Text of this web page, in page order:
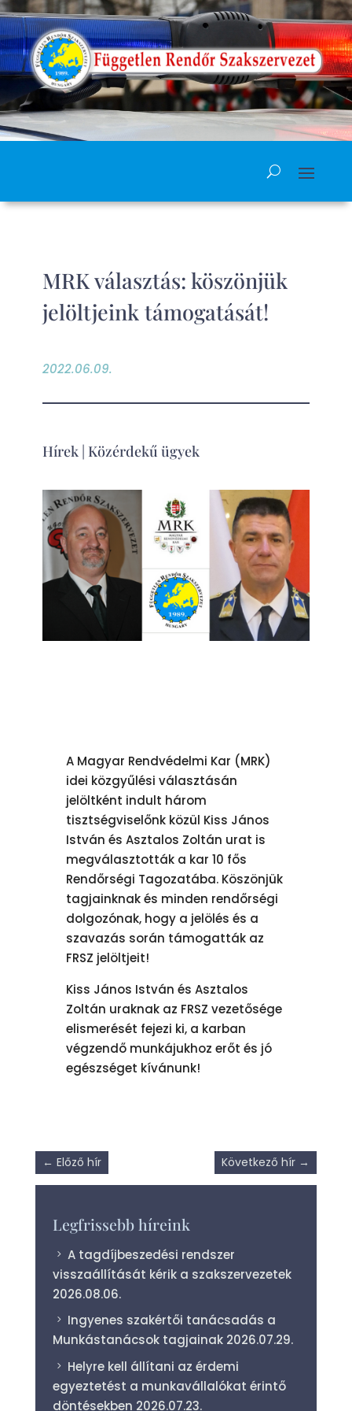
MRK választás: köszönjük
jelöltjeink támogatását!
2022.06.09.
Hírek| Közérdekű ügyek
A Magyar Rendvédelmi Kar (MRK)
idei közgyűlési választásán
jelöltként indult három
tisztségviselőnk közül Kiss János
István és Asztalos Zoltán urat is
megválasztották a kar 10 fős
Rendőrségi Tagozatába. Köszönjük
tagjainknak és minden rendőrségi
dolgozónak, hogy a jelölés és a
szavazás során támogatták az
FRSZ jelöltjeit!
Kiss János István és Asztalos
Zoltán uraknak az FRSZ vezetősége
elismerését fejezi ki, a karban
végzendő munkájukhoz erőt és jó
egészséget kívánunk!
← Előző hír Következő hír →
Legfrissebb híreink
A tagdíjbeszedési rendszer
visszaállítását kérik a szakszervezetek
2026.08.06.
Ingyenes szakértői tanácsadás a
Munkástanácsok tagjainak 2026.07.29.
Helyre kell állítani az érdemi
egyeztetést a munkavállalókat érintő
döntésekben 2026.07.23.